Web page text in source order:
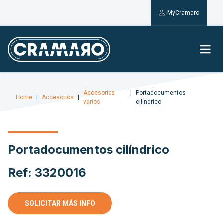
MyCramaro
Home Accesorios
Accesorios
varios
Portadocumentos
cilíndrico
Portadocumentos cilíndrico
Ref: 3320016
SOLICITAR MÁS INFO